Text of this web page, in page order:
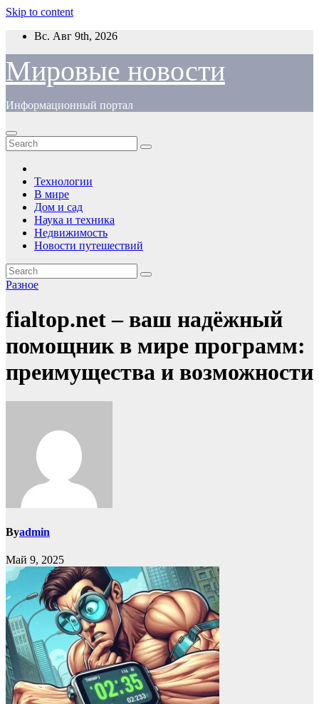
Skip to content
Вс. Авг 9th, 2026
Мировые новости
Информационный портал
Технологии
В мире
Дом и сад
Наука и техника
Недвижимость
Новости путешествий
Разное
fialtop.net – ваш надёжный
помощник в мире программ:
преимущества и возможности
Byadmin
Май 9, 2025